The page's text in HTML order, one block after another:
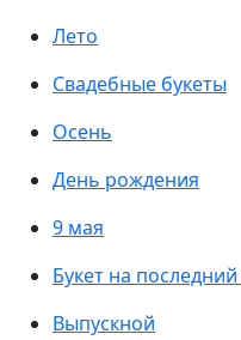
Лето
Свадебные букеты
Осень
День рождения
9 мая
Букет на
Выпускной